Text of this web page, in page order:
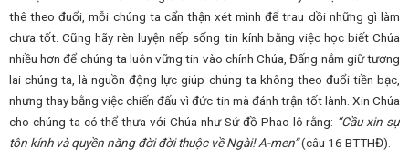
thê theo đuổi, mỗi chúng ta cẩn thận xét mình để trau dồi những gì làm
chưa tốt. Cũng hãy rèn luyện nếp sống tin kính bằng việc học biết Chúa
nhiều hơn để chúng ta luôn vững tin vào chính Chúa, Đấng nắm giữ tương
lai chúng ta, là nguồn động lực giúp chúng ta không theo đuổi tiền bạc,
nhưng thay bằng việc chiến đấu vì đức tin mà đánh trận tốt lành. Xin Chúa
cho chúng ta có thể thưa với Chúa như Sứ đồ Phao-lô rằng: “Cầu xin sự
tôn kính và quyền năng đời đời thuộc về Ngài! A-men”(câu 16 BTTHĐ).